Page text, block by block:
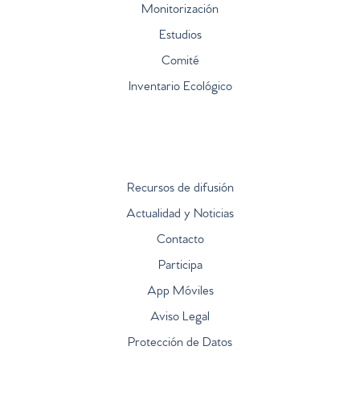
Monitorización
Estudios
Comité
Inventario Ecológico
Recursos de difusión
Actualidad y Noticias
Contacto
Participa
App Móviles
Aviso Legal
Protección de Datos